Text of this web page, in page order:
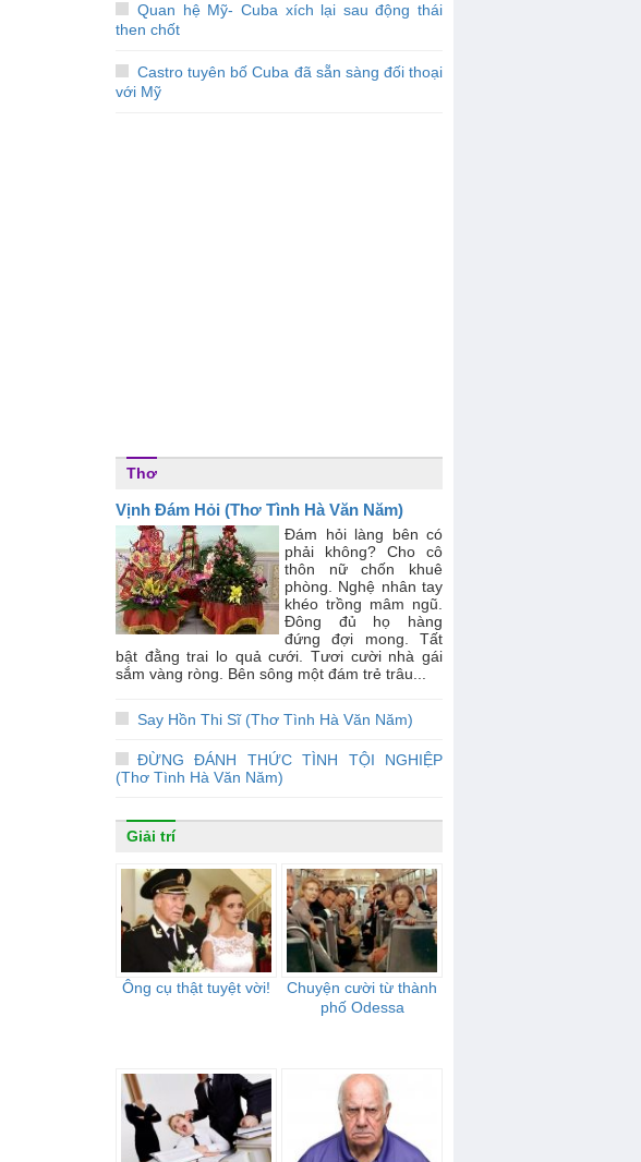
Quan hệ Mỹ- Cuba xích lại sau động thái
then chốt
Castro tuyên bố Cuba đã sẵn sàng đối thoại
với Mỹ
Thơ
Vịnh Đám Hỏi (Thơ Tình Hà Văn Năm)
Đám hỏi làng bên có
phải không? Cho cô
thôn nữ chốn khuê
phòng. Nghệ nhân tay
khéo trồng mâm ngũ.
Đông đủ họ hàng
đứng đợi mong. Tất
bật đằng trai lo quả cưới. Tươi cười nhà gái
sắm vàng ròng. Bên sông một đám trẻ trâu...
Say Hồn Thi Sĩ (Thơ Tình Hà Văn Năm)
ĐỪNG ĐÁNH THỨC TÌNH TỘI NGHIỆP
(Thơ Tình Hà Văn Năm)
Giải trí
Ông cụ thật tuyệt vời!
Chuyện cười từ thành
phố Odessa